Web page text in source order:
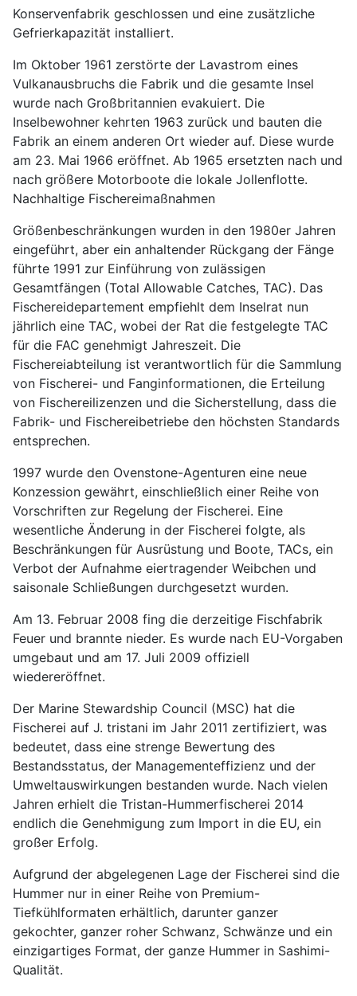
Konservenfabrik geschlossen und eine zusätzliche
Gefrierkapazität installiert.
Im Oktober 1961 zerstörte der Lavastrom eines
Vulkanausbruchs die Fabrik und die gesamte Insel
wurde nach Großbritannien evakuiert. Die
Inselbewohner kehrten 1963 zurück und bauten die
Fabrik an einem anderen Ort wieder auf. Diese wurde
am 23. Mai 1966 eröffnet. Ab 1965 ersetzten nach und
nach größere Motorboote die lokale Jollenflotte.
Nachhaltige Fischereimaßnahmen
Größenbeschränkungen wurden in den 1980er Jahren
eingeführt, aber ein anhaltender Rückgang der Fänge
führte 1991 zur Einführung von zulässigen
Gesamtfängen (Total Allowable Catches, TAC). Das
Fischereidepartement empfiehlt dem Inselrat nun
jährlich eine TAC, wobei der Rat die festgelegte TAC
für die FAC genehmigt Jahreszeit. Die
Fischereiabteilung ist verantwortlich für die Sammlung
von Fischerei- und Fanginformationen, die Erteilung
von Fischereilizenzen und die Sicherstellung, dass die
Fabrik- und Fischereibetriebe den höchsten Standards
entsprechen.
1997 wurde den Ovenstone-Agenturen eine neue
Konzession gewährt, einschließlich einer Reihe von
Vorschriften zur Regelung der Fischerei. Eine
wesentliche Änderung in der Fischerei folgte, als
Beschränkungen für Ausrüstung und Boote, TACs, ein
Verbot der Aufnahme eiertragender Weibchen und
saisonale Schließungen durchgesetzt wurden.
Am 13. Februar 2008 fing die derzeitige Fischfabrik
Feuer und brannte nieder. Es wurde nach EU-Vorgaben
umgebaut und am 17. Juli 2009 offiziell
wiedereröffnet.
Der Marine Stewardship Council (MSC) hat die
Fischerei auf J. tristani im Jahr 2011 zertifiziert, was
bedeutet, dass eine strenge Bewertung des
Bestandsstatus, der Managementeffizienz und der
Umweltauswirkungen bestanden wurde. Nach vielen
Jahren erhielt die Tristan-Hummerfischerei 2014
endlich die Genehmigung zum Import in die EU, ein
großer Erfolg.
Aufgrund der abgelegenen Lage der Fischerei sind die
Hummer nur in einer Reihe von Premium-
Tiefkühlformaten erhältlich, darunter ganzer
gekochter, ganzer roher Schwanz, Schwänze und ein
einzigartiges Format, der ganze Hummer in Sashimi-
Qualität.